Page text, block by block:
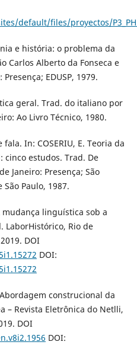
default/files/proyectos/
e história: o problema da
Carlos Alberto da Fonseca e
EDUSP, 1979.
geral. Trad. do italiano por
Ao Livro Técnico, 1980.
fala. In: COSERIU, E. Teoria da
estudos. Trad. De
Janeiro: Presença; São
Paulo, 1987.
mudança linguística sob a
LaborHistórico, Rio de
DOI
DOI:
Abordagem construcional da
– Revista Eletrônica do Netlli,
DOI
DOI: